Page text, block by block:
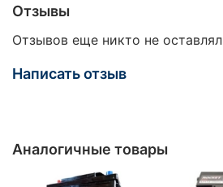
Отзывы
Отзывов еще никто не оставлял
Написать отзыв
Аналогичные товары